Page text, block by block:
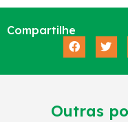
Compartilhe
Outras